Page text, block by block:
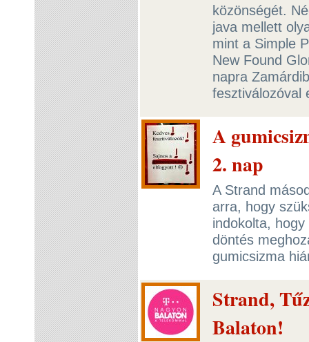
közönségét.
java mellett
mint a Simple
New Found
napra
fesztiválozóval
A
2. nap
A Strand
arra, hogy
indokolta,
döntés
gumicsizma
Strand,
Balaton!